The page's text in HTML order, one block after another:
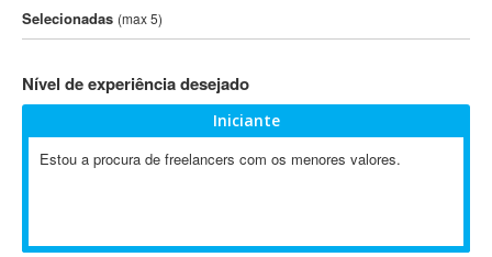
3DS Max
3GSM
802.11
A-GPS
Selecionadas (max 5)
Nível de experiência desejado
Iniciante
Estou a procura de freelancers com os menores valores.